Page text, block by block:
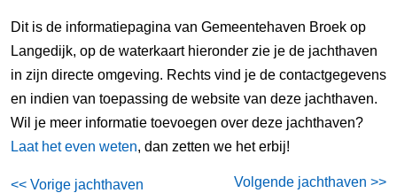
Dit is de informatiepagina van Gemeentehaven Broek op
Langedijk, op de waterkaart hieronder zie je de jachthaven
in zijn directe omgeving. Rechts vind je de contactgegevens
en indien van toepassing de website van deze jachthaven.
Wil je meer informatie toevoegen over deze jachthaven?
Laat het even weten, dan zetten we het erbij!
<< Vorige jachthaven Volgende jachthaven >>